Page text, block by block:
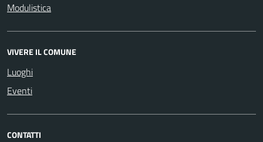
Modulistica
VIVERE IL COMUNE
Luoghi
Eventi
CONTATTI